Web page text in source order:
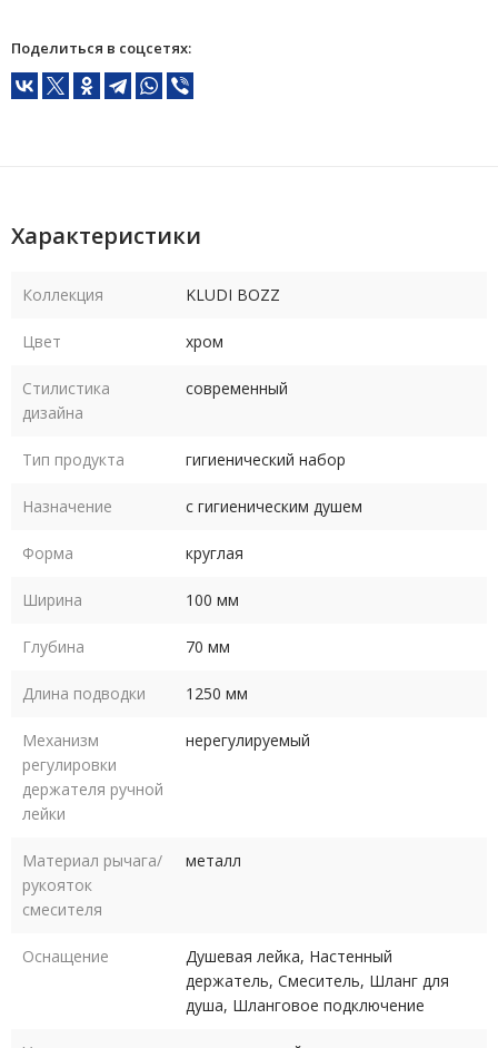
Поделиться в соцсетях:
Характеристики
Коллекция KLUDI BOZZ
Цвет хром
Стилистика
дизайна
современный
Тип продукта гигиенический набор
Назначение с гигиеническим душем
Форма круглая
Ширина 100 мм
Глубина 70 мм
Длина подводки 1250 мм
Механизм
регулировки
держателя ручной
лейки
нерегулируемый
Материал рычага/
рукояток
смесителя
металл
Оснащение
Душевая лейка, Настенный
держатель, Смеситель, Шланг для
душа, Шланговое подключение